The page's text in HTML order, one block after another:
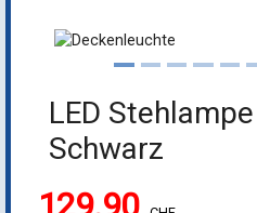
LED
Schwarz